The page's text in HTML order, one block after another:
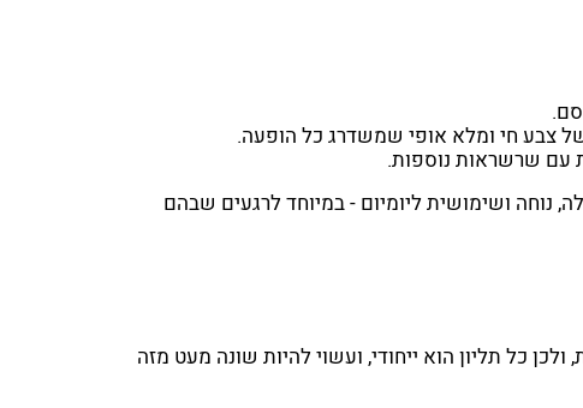
של צבע חי ומלא אופי שמשדרג כל הופעה.
עם שרשראות נוספות.
נוחה ושימושית ליומיום - במיוחד לרגעים שבהם
ולכן כל תליון הוא ייחודי, ועשוי להיות שונה מעט מזה